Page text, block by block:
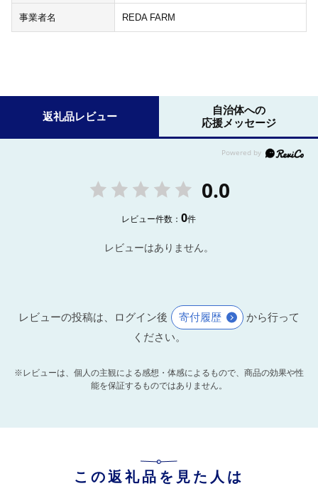
事業者名 REDA FARM
返礼品レビュー
自治体への
応援メッセージ
0.0
レビュー件数：0件
レビューはありません。
レビューの投稿は、ログイン後 寄付履歴
から行って
ください。
※レビューは、個人の主観による感想・体感によるもので、商品の効果や性
能を保証するものではありません。
この返礼品を見た人は